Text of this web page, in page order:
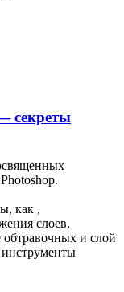
секреты
как ,
слоев,
обтравочных и слой